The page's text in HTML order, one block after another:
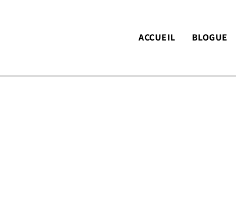
ACCUEIL BLOGUE